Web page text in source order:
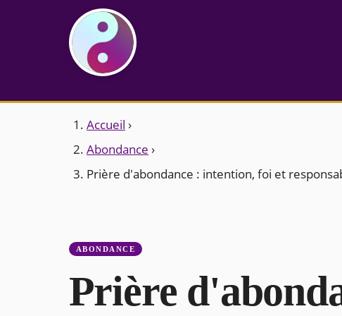
Accueil ›
Abondance ›
Prière d'abondance : intention, foi et
ABONDANCE
Prière